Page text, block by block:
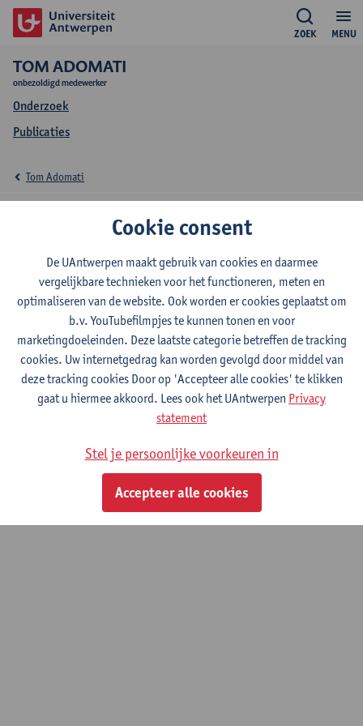
MENU
ZOEK
TOM ADOMATI
onbezoldigd medewerker
Onderzoek
Publicaties
Onderzoek Tom
Adomati
Tom Adomati
Onderzoeksgroep
Laboratorium Experimentele geneeskunde en Pediatrie
(LEMP)
Cookie consent
De UAntwerpen maakt gebruik van cookies en daarmee
vergelijkbare technieken voor het functioneren, meten en
optimaliseren van de website. Ook worden er cookies geplaatst om
b.v. YouTubefilmpjes te kunnen tonen en voor
marketingdoeleinden. Deze laatste categorie betreffen de tracking
cookies. Uw internetgedrag kan worden gevolgd door middel van
deze tracking cookies Door op 'Accepteer alle cookies' te klikken
gaat u hiermee akkoord. Lees ook het UAntwerpen Privacy
statement
Stel je persoonlijke voorkeuren in
Accepteer alle cookies